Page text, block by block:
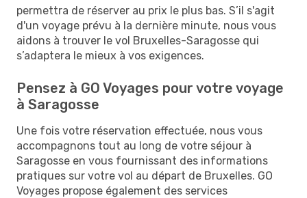
permettra de réserver au prix le plus bas. S’il s'agit
d'un voyage prévu à la dernière minute, nous vous
aidons à trouver le vol Bruxelles-Saragosse qui
s’adaptera le mieux à vos exigences.
Pensez à GO Voyages pour votre voyage
à Saragosse
Une fois votre réservation effectuée, nous vous
accompagnons tout au long de votre séjour à
Saragosse en vous fournissant des informations
pratiques sur votre vol au départ de Bruxelles. GO
Voyages propose également des services